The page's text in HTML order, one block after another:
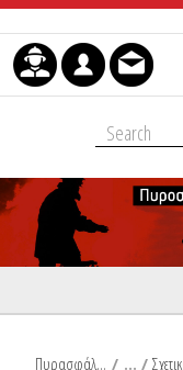
Skip to Content
Πυρασφάλεια /